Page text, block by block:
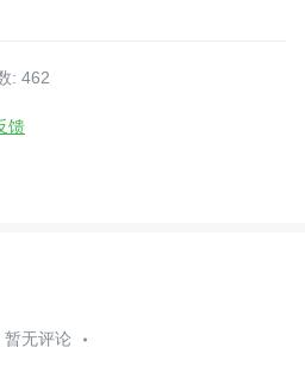
: 462
馈
暂无评论